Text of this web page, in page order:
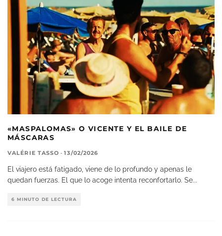
«MASPALOMAS» O VICENTE Y EL BAILE DE
MÁSCARAS
VALÉRIE TASSO · 13/02/2026
El viajero está fatigado, viene de lo profundo y apenas le
quedan fuerzas. El que lo acoge intenta reconfortarlo. Se...
6 MINUTO DE LECTURA